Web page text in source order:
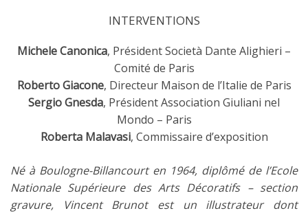
INTERVENTIONS
Michele Canonica, Président Società Dante Alighieri –
Comité de Paris
Roberto Giacone, Directeur Maison de l’Italie de Paris
Sergio Gnesda, Président Association Giuliani nel
Mondo – Paris
Roberta Malavasi, Commissaire d’exposition
Né à Boulogne-Billancourt en 1964, diplômé de l’Ecole
Nationale Supérieure des Arts Décoratifs – section
gravure, Vincent Brunot est un illustrateur dont